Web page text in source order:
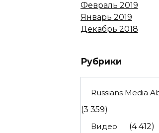
Февраль 2019
Январь 2019
Декабрь 2018
Рубрики
Russians Media
(3 359)
Видео
(4 412)